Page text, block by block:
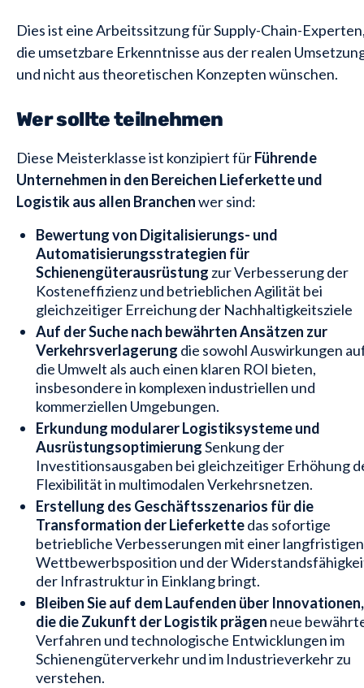
Dies ist eine Arbeitssitzung für Supply-Chain-
die umsetzbare Erkenntnisse aus der realen
und nicht aus theoretischen Konzepten wünschen.
Wer sollte teilnehmen
Diese Meisterklasse ist konzipiert fürFührende
Unternehmen in den Bereichen Lieferkette und
Logistik aus allen Branchenwer sind:
Bewertung von Digitalisierungs- und
Automatisierungsstrategien für
Schienengüterausrüstung zur Verbesserung der
Kosteneffizienz und betrieblichen Agilität bei
gleichzeitiger Erreichung der Nachhaltigkeitsziele
Auf der Suche nach bewährten Ansätzen zur
Verkehrsverlagerung die sowohl Auswirkungen
die Umwelt als auch einen klaren ROI bieten,
insbesondere in komplexen industriellen und
kommerziellen Umgebungen.
Erkundung modularer Logistiksysteme und
AusrüstungsoptimierungSenkung der
Investitionsausgaben bei gleichzeitiger Erhöhung
Flexibilität in multimodalen Verkehrsnetzen.
Erstellung des Geschäftsszenarios für die
Transformation der Lieferkettedas sofortige
betriebliche Verbesserungen mit einer langfristigen
Wettbewerbsposition und der
der Infrastruktur in Einklang bringt.
Bleiben Sie auf dem Laufenden über Innovationen,
die die Zukunft der Logistik prägen neue
Verfahren und technologische Entwicklungen im
Schienengüterverkehr und im Industrieverkehr zu
verstehen.